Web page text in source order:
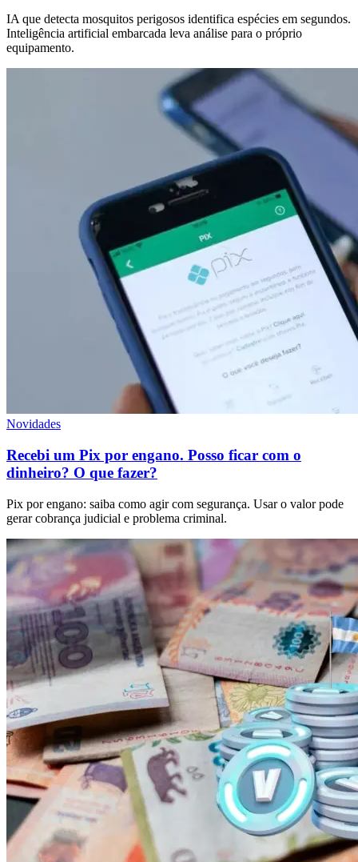
IA que detecta mosquitos perigosos identifica espécies em segundos.
Inteligência artificial embarcada leva análise para o próprio
equipamento.
Novidades
Recebi um Pix por engano. Posso ficar com o
dinheiro? O que fazer?
Pix por engano: saiba como agir com segurança. Usar o valor pode
gerar cobrança judicial e problema criminal.